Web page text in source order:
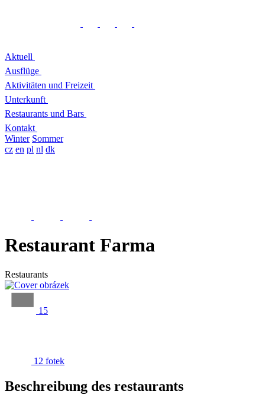
Aktuell
Ausflüge
Aktivitäten und Freizeit
Unterkunft
Restaurants und Bars
Kontakt
Winter Sommer
cz en pl nl dk
Restaurant Farma
Restaurants
15
12 fotek
Beschreibung des restaurants